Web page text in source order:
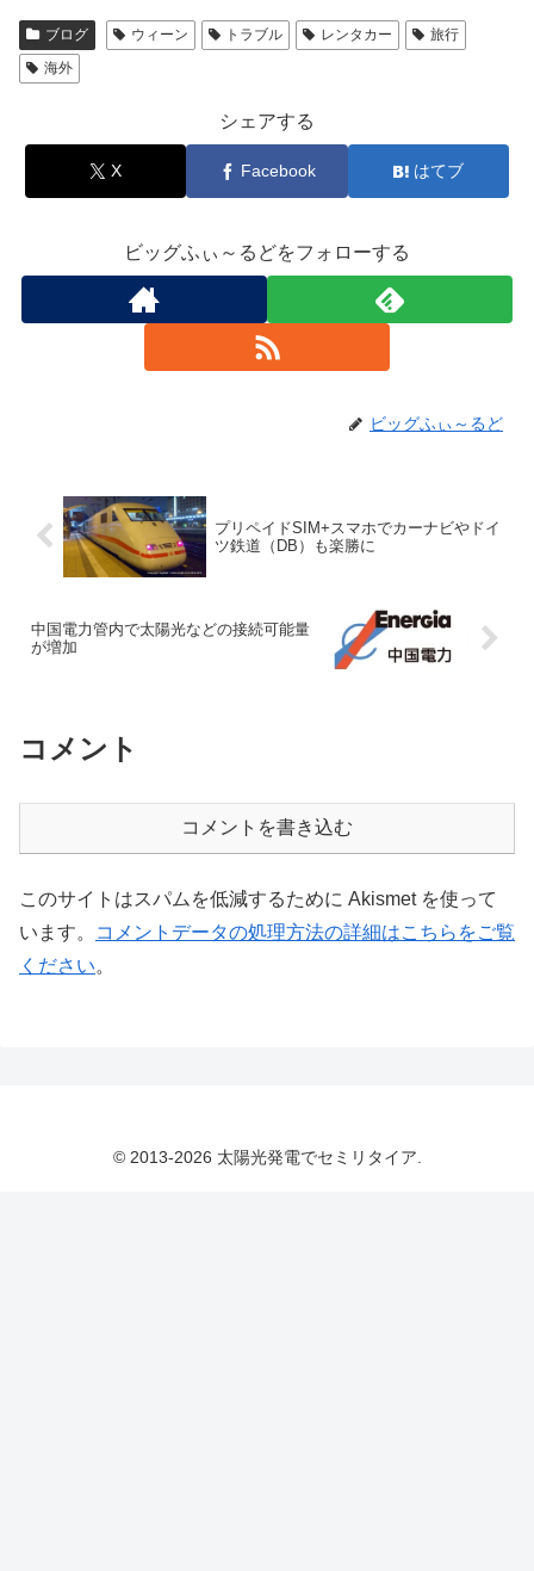
ブログ ウィーン トラブル レンタカー
旅行
海外
シェアする
X Facebook はてブ
ビッグふぃ～るどをフォローする
ビッグふぃ～るど
プリペイドSIM+スマホでカーナビやドイ
ツ鉄道（DB）も楽勝に
中国電力管内で太陽光などの接続可能量
が増加
コメント
コメントを書き込む
このサイトはスパムを低減するために Akismet を使って
います。
コメントデータの処理方法の詳細はこちらをご覧
ください。
© 2013-2026 太陽光発電でセミリタイア.